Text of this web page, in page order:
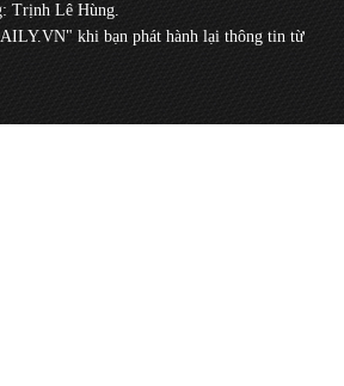
Trịnh Lê Hùng.
khi bạn phát hành lại thông tin từ